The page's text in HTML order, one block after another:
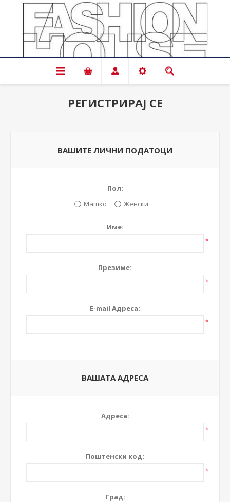
РЕГИСТРИРАЈ СЕ
ВАШИТЕ ЛИЧНИ ПОДАТОЦИ
Пол:
Машко
Женски
Име:
*
Презиме:
*
E-mail Адреса:
*
ВАШАТА АДРЕСА
Адреса:
*
Поштенски код:
*
Град: